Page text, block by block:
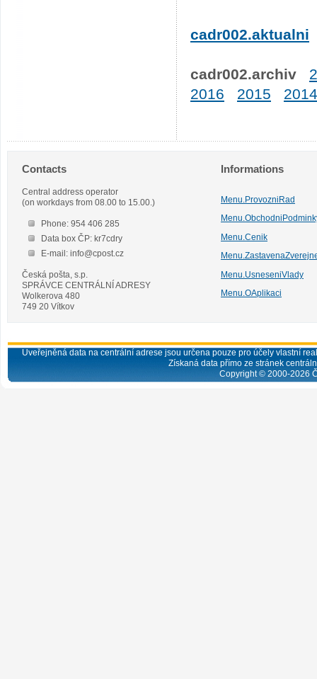
cadr002.aktualni
cadr002.archiv
2016
2015 2014
Contacts
Central address operator
(on workdays from 08.00 to 15.00.)
Phone: 954 406 285
Data box ČP: kr7cdry
E-mail: info@cpost.cz
Česká pošta, s.p.
SPRÁVCE CENTRÁLNÍ ADRESY
Wolkerova 480
749 20 Vítkov
Informations
Menu.ProvozniRad
Menu.Cenik
Menu.UsneseniVlady
Menu.OAplikaci
Uveřejněná data na centrální adrese jsou určena pouze pro účely vlastní
Získaná data přímo ze stránek
Copyright © 2000-2026